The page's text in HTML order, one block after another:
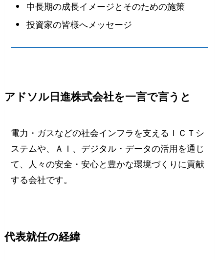
中長期の成長イメージとそのための施策
投資家の皆様へメッセージ
アドソル日進株式会社を一言で言うと
電力・ガスなどの社会インフラを支えるＩＣＴシ
ステムや、ＡＩ、デジタル・データの活用を通じ
て、人々の安全・安心と豊かな環境づくりに貢献
する会社です。
代表就任の経緯